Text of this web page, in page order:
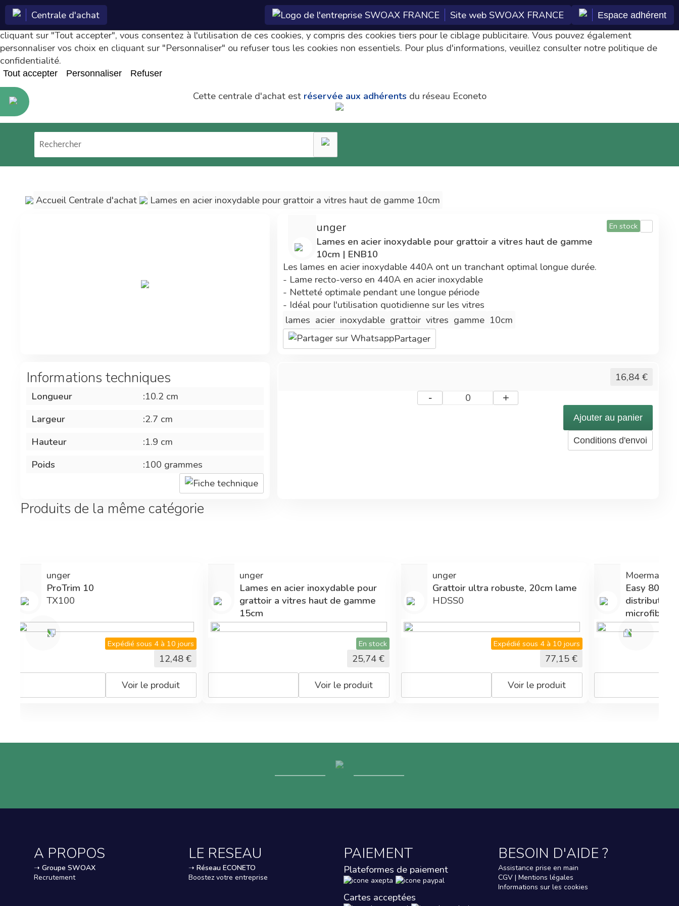
Gestion des cookies
Nous utilisons des cookies pour améliorer votre expérience sur notre site, analyser notre trafic et vous proposer des contenus et publicités personnalisés. En
cliquant sur "Tout accepter", vous consentez à l'utilisation de ces cookies, y compris des cookies tiers pour le ciblage publicitaire. Vous pouvez également
personnaliser vos choix en cliquant sur "Personnaliser" ou refuser tous les cookies non essentiels. Pour plus d'informations, veuillez consulter notre politique de
confidentialité.
Tout accepter Personnaliser Refuser
Centrale d'achat Site web SWOAX FRANCE Espace adhérent
Cette centrale d'achat est réservée aux adhérents du réseau Econeto
Econeto ?
Les technologies et
formation, marketing)
La centrale
d'achat
Les technologies e-
centrale d'achat ont
été développées par
développements ont
Adhérent Econeto,
financement de cette
centrale vous
avantageux.
Accueil Centrale d'achat Lames en acier inoxydable pour grattoir a vitres haut de gamme 10cm
unger
Lames en acier inoxydable pour grattoir a vitres haut de gamme
10cm | ENB10
En stock
Les lames en acier inoxydable 440A ont un tranchant optimal longue durée.
- Lame recto-verso en 440A en acier inoxydable
- Netteté optimale pendant une longue période
- Idéal pour l'utilisation quotidienne sur les vitres
lames acier inoxydable grattoir vitres gamme 10cm
Partager
Informations techniques
Longueur :10.2 cm
Largeur
:2.7 cm
Hauteur
:1.9 cm
Poids
:100 grammes
Fiche technique
16,84 €
-
0 +
Ajouter au panier
Conditions d'envoi
Produits de la même catégorie
unger
ProTrim 10
TX100
Expédié sous 4 à 10 jours
12,48€
Voir le produit
unger
Lames en acier inoxydable pour
grattoir a vitres haut de gamme
15cm
ENB15
En stock
25,74€
Voir le produit
unger
Grattoir ultra robuste, 20cm lame
HDSS0
Expédié sous 4 à 10 jours
77,15€
Voir le produit
Moerman
Easy 80 et
microfibre
17880
A PROPOS
➝ Groupe SWOAX
Recrutement
LE RESEAU
➝ Réseau ECONETO
Boostez votre entreprise
PAIEMENT
Plateformes de paiement
Cartes acceptées
BESOIN D'AIDE ?
Assistance prise en main
CGV | Mentions légales
Informations sur les cookies